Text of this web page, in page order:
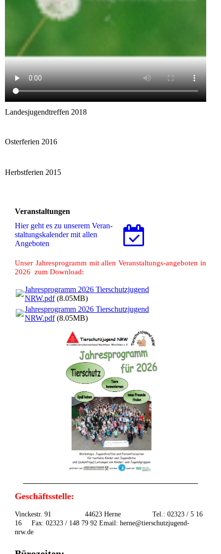
Landesjugendtreffen 2018
Osterferien 2016
Herbstferien 2015
Veranstaltungen
Hier geht es zu unserem Ver­an­
stal­tungs­ka­len­der mit allen
Angeboten
Unser Jahresprogramm mit allen Veranstaltungs-angeboten in
2026 zum Download:
Jahresprogramm 2026 Tierschutzjugend
NRW.pdf(8.05MB)
Jahresprogramm 2026 Tierschutzjugend
NRW.pdf(8.05MB)
Geschäftsstelle:
Vinckestr. 91 44623 Herne Tel.: 02323 / 5 16
16 Fax: 02323 / 148 79 92 Email: herne@tierschutzjugend-
nrw.de